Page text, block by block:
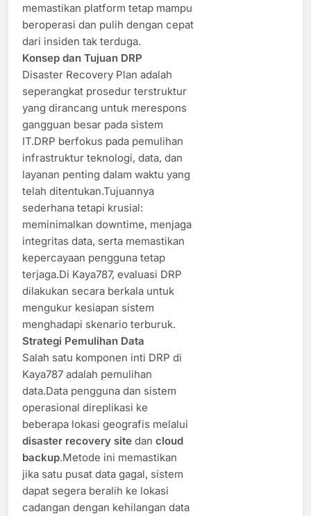
memastikan platform tetap mampu
beroperasi dan pulih dengan cepat
dari insiden tak terduga.
Konsep dan Tujuan DRP
Disaster Recovery Plan adalah
seperangkat prosedur terstruktur
yang dirancang untuk merespons
gangguan besar pada sistem
IT.DRP berfokus pada pemulihan
infrastruktur teknologi, data, dan
layanan penting dalam waktu yang
telah ditentukan.Tujuannya
sederhana tetapi krusial:
meminimalkan downtime, menjaga
integritas data, serta memastikan
kepercayaan pengguna tetap
terjaga.Di Kaya787, evaluasi DRP
dilakukan secara berkala untuk
mengukur kesiapan sistem
menghadapi skenario terburuk.
Strategi Pemulihan Data
Salah satu komponen inti DRP di
Kaya787 adalah pemulihan
data.Data pengguna dan sistem
operasional direplikasi ke
beberapa lokasi geografis melalui
disaster recovery site dan cloud
backup.Metode ini memastikan
jika satu pusat data gagal, sistem
dapat segera beralih ke lokasi
cadangan dengan kehilangan data